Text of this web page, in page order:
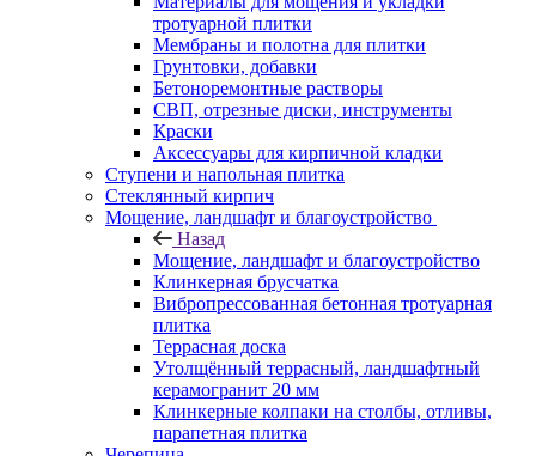
тротуарной плитки
Мембраны и полотна для плитки
Грунтовки, добавки
Бетоноремонтные растворы
СВП, отрезные диски, инструменты
Краски
Аксессуары для кирпичной кладки
Ступени и напольная плитка
Cтеклянный кирпич
Мощение, ландшафт и благоустройство
Назад
Мощение, ландшафт и благоустройство
Клинкерная брусчатка
Вибропрессованная бетонная тротуарная
плитка
Террасная доска
Утолщённый террасный, ландшафтный
керамогранит 20 мм
Клинкерные колпаки на столбы, отливы,
парапетная плитка